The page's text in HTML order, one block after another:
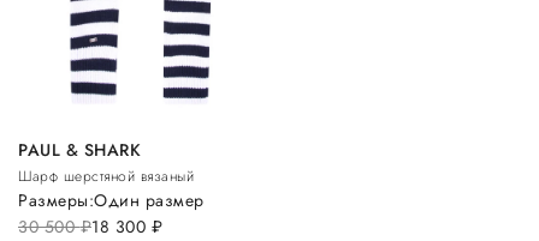
PAUL & SHARK
Шарф шерстяной вязаный
30 500руб.18 300 руб.
Размеры:Один размер